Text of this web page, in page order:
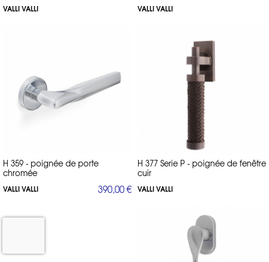
VALLI VALLI VALLI VALLI
H 359 - poignée de porte
chromée
VALLI VALLI 390,00 €
H 377 Serie P - poignée de fenêtre
cuir
VALLI VALLI